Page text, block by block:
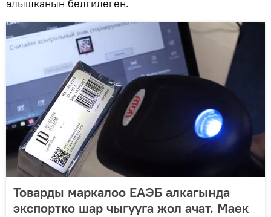
алышканын белгилеген.
Товарды маркалоо ЕАЭБ алкагында
экспортко шар чыгууга жол ачат. Маек